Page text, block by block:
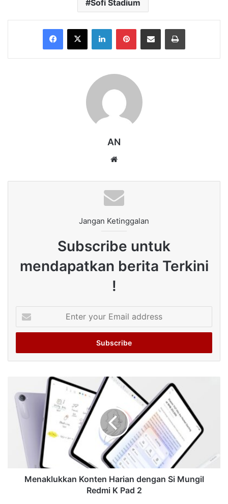
Sofi Stadium
Facebook
X LinkedInPinterestShare via Email Print
AN
Jangan Ketinggalan
Subscribe untuk
mendapatkan berita Terkini
!
your
Email
Menaklukkan Konten Harian dengan Si Mungil
Redmi K Pad 2